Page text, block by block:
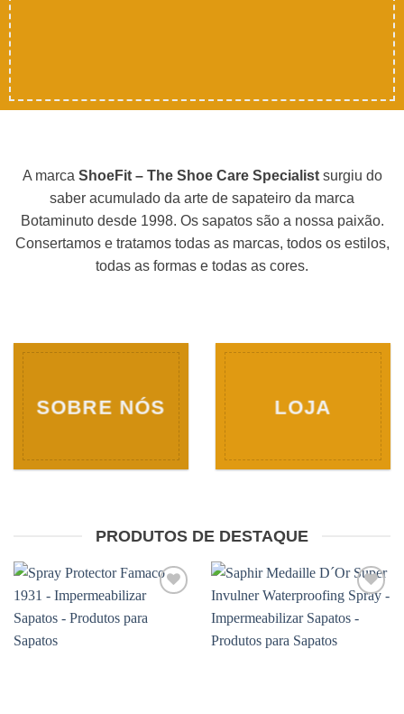
A marca ShoeFit – The Shoe Care Specialistsurgiu do
saber acumulado da arte de sapateiro da marca
Botaminuto desde 1998. Os sapatos são a nossa paixão.
Consertamos e tratamos todas as marcas, todos os estilos,
todas as formas e todas as cores.
SOBRE NÓS LOJA
PRODUTOS DE DESTAQUE
à wishlist
à wishlist